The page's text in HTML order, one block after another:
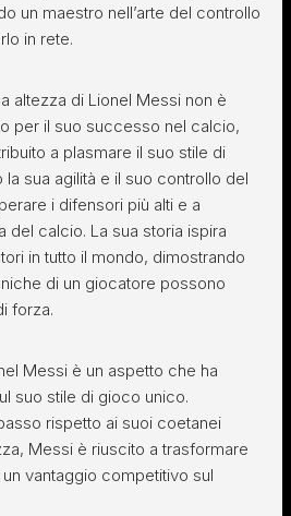
un maestro nell’arte del controllo
in rete.
altezza di Lionel Messi non è
per il suo successo nel calcio,
a plasmare il suo stile di
sua agilità e il suo controllo del
i difensori più alti e a
del calcio. La sua storia ispira
in tutto il mondo, dimostrando
di un giocatore possono
forza.
Messi è un aspetto che ha
suo stile di gioco unico.
rispetto ai suoi coetanei
Messi è riuscito a trasformare
vantaggio competitivo sul